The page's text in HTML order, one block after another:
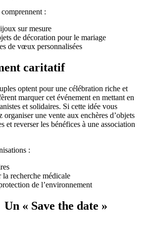
:
sur mesure
de décoration pour le mariage
de vœux personnalisées
caritatif
optent pour une célébration riche et
marquer cet événement en mettant en
et solidaires. Si cette idée vous
une vente aux enchères d’objets
et reverser les bénéfices à une association
:
recherche médicale
de l’environnement
the date »